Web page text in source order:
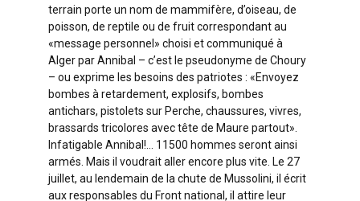
terrain porte un nom de mammifère, d’oiseau, de
poisson, de reptile ou de fruit correspondant au
«message personnel» choisi et communiqué à
Alger par Annibal – c’est le pseudonyme de Choury
– ou exprime les besoins des patriotes : «Envoyez
bombes à retardement, explosifs, bombes
antichars, pistolets sur Perche, chaussures, vivres,
brassards tricolores avec tête de Maure partout».
Infatigable Annibal!… 11500 hommes seront ainsi
armés. Mais il voudrait aller encore plus vite. Le 27
juillet, au lendemain de la chute de Mussolini, il écrit
aux responsables du Front national, il attire leur